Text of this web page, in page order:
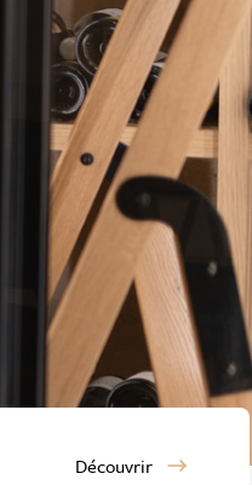
Découvrir